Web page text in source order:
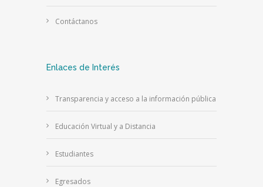
Contáctanos
Enlaces de Interés
Transparencia y acceso a la información pública
Educación Virtual y a Distancia
Estudiantes
Egresados